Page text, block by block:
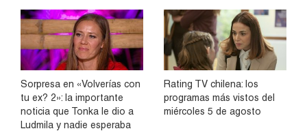
Sorpresa en «Volverías con
tu ex? 2»: la importante
noticia que Tonka le dio a
Ludmila y nadie esperaba
Rating TV chilena: los
programas más vistos del
miércoles 5 de agosto